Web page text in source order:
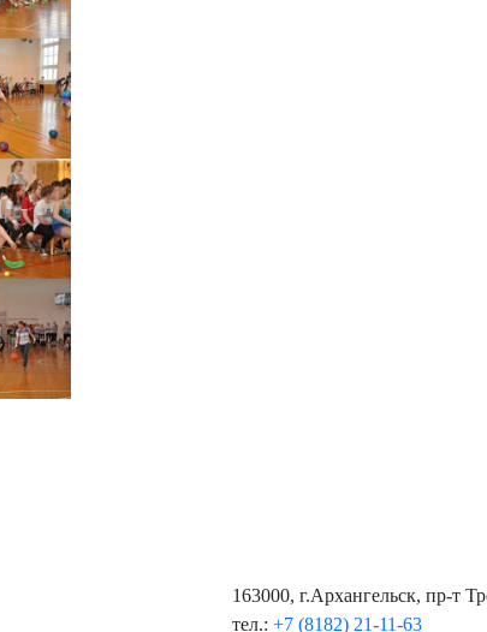
163000, г.Архангельск, пр-т
тел.: +7 (8182) 21-11-63